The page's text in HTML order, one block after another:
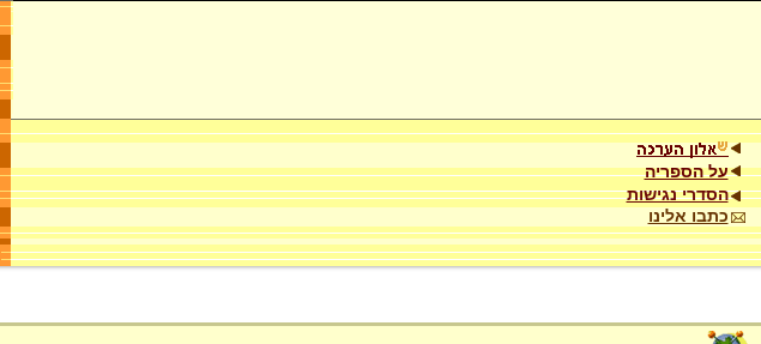
על הספריה
הסדרי נגישות
כתבו אלינו